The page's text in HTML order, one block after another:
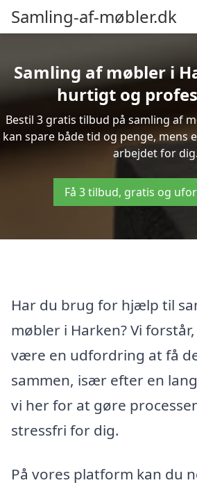
Samling-af-møbler.dk
Samling af møbler i
hurtigt og
Bestil 3 gratis tilbud på samling af
kan spare både tid og penge, mens
arbejdet for dig.
Få 3 tilbud, gratis og
Har du brug for hjælp til
møbler i Harken? Vi
være en udfordring at få
sammen, især efter en
vi her for at gøre
stressfri for dig.
På vores platform kan du